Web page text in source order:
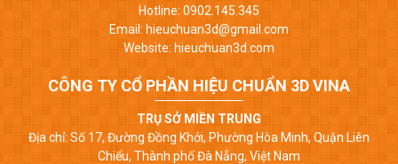
Hotline: 0902.145.345
Email: hieuchuan3d@gmail.com
Website: hieuchuan3d.com
CÔNG TY CỔ PHẦN HIỆU CHUẨN 3D VINA
TRỤ SỞ MIỀN TRUNG
Địa chỉ: Số 17, Đường Đồng Khởi, Phường Hòa Minh, Quận Liên
Chiểu, Thành phố Đà Nẵng, Việt Nam